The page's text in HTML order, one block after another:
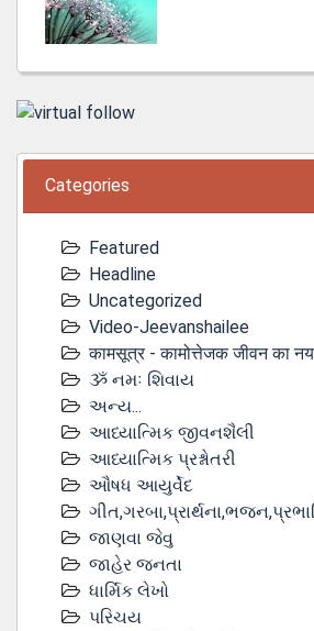
Categories
Featured
Headline
Uncategorized
Video-Jeevanshailee
कामसूत्र - कामोत्तेजक जीवन का
ૐ નમઃ શિવાય
અન્ય...
આધ્યાત્મિક જીવનશૈલી
આધ્યાત્મિક પ્રશ્નોતરી
ઔષધ આયુર્વેદ
જાણવા જેવુ
જાહેર જનતા
ધાર્મિક લેખો
પરિચય